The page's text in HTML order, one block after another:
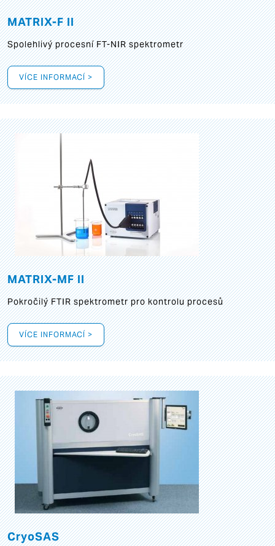
MATRIX-F II
Spolehlivý procesní FT-NIR spektrometr
VÍCE INFORMACÍ >
MATRIX-MF II
Pokročilý FTIR spektrometr pro kontrolu procesů
VÍCE INFORMACÍ >
CryoSAS